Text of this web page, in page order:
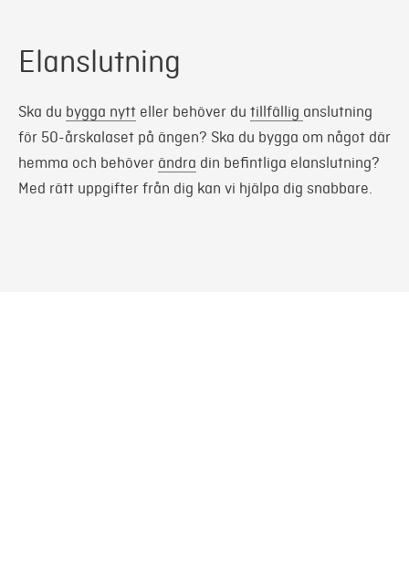
Elanslutning
Ska du bygga nytt eller behöver du tillfällig anslutning
för 50-årskalaset på ängen? Ska du bygga om något där
hemma och behöver ändra din befintliga elanslutning?
Med rätt uppgifter från dig kan vi hjälpa dig snabbare.